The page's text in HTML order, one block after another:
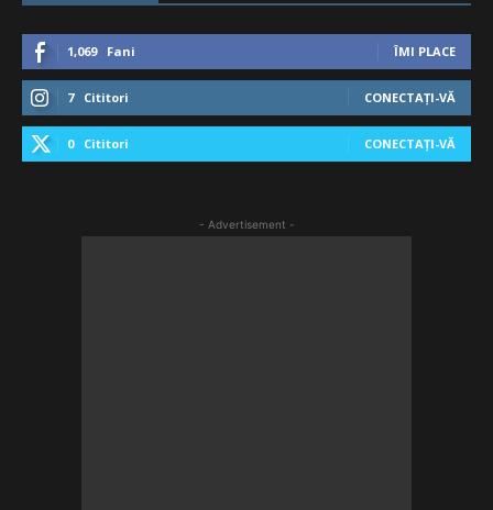
1,069 Fani ÎMI PLACE
7 Cititori CONECTAȚI-VĂ
0 Cititori CONECTAȚI-VĂ
- Advertisement -